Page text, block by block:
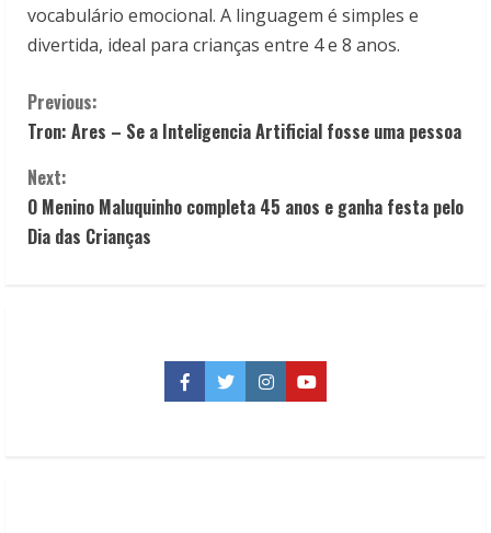
vocabulário emocional. A linguagem é simples e
divertida, ideal para crianças entre 4 e 8 anos.
C
o
n
t
Previous:
Tron: Ares – Se a Inteligencia Artificial fosse uma pessoa
Next:
O Menino Maluquinho completa 45 anos e ganha festa pelo
Dia das Crianças
Facebook
TwitterInstagramYouTube